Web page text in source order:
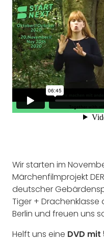
Wir starten im
Märchenfilmprojekt DER
deutscher
Tiger + Drachenklasse
Berlin und freuen uns
Helft uns eine DVD